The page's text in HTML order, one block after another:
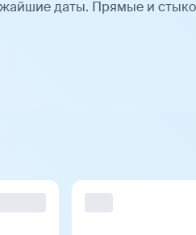
даты. Прямые и